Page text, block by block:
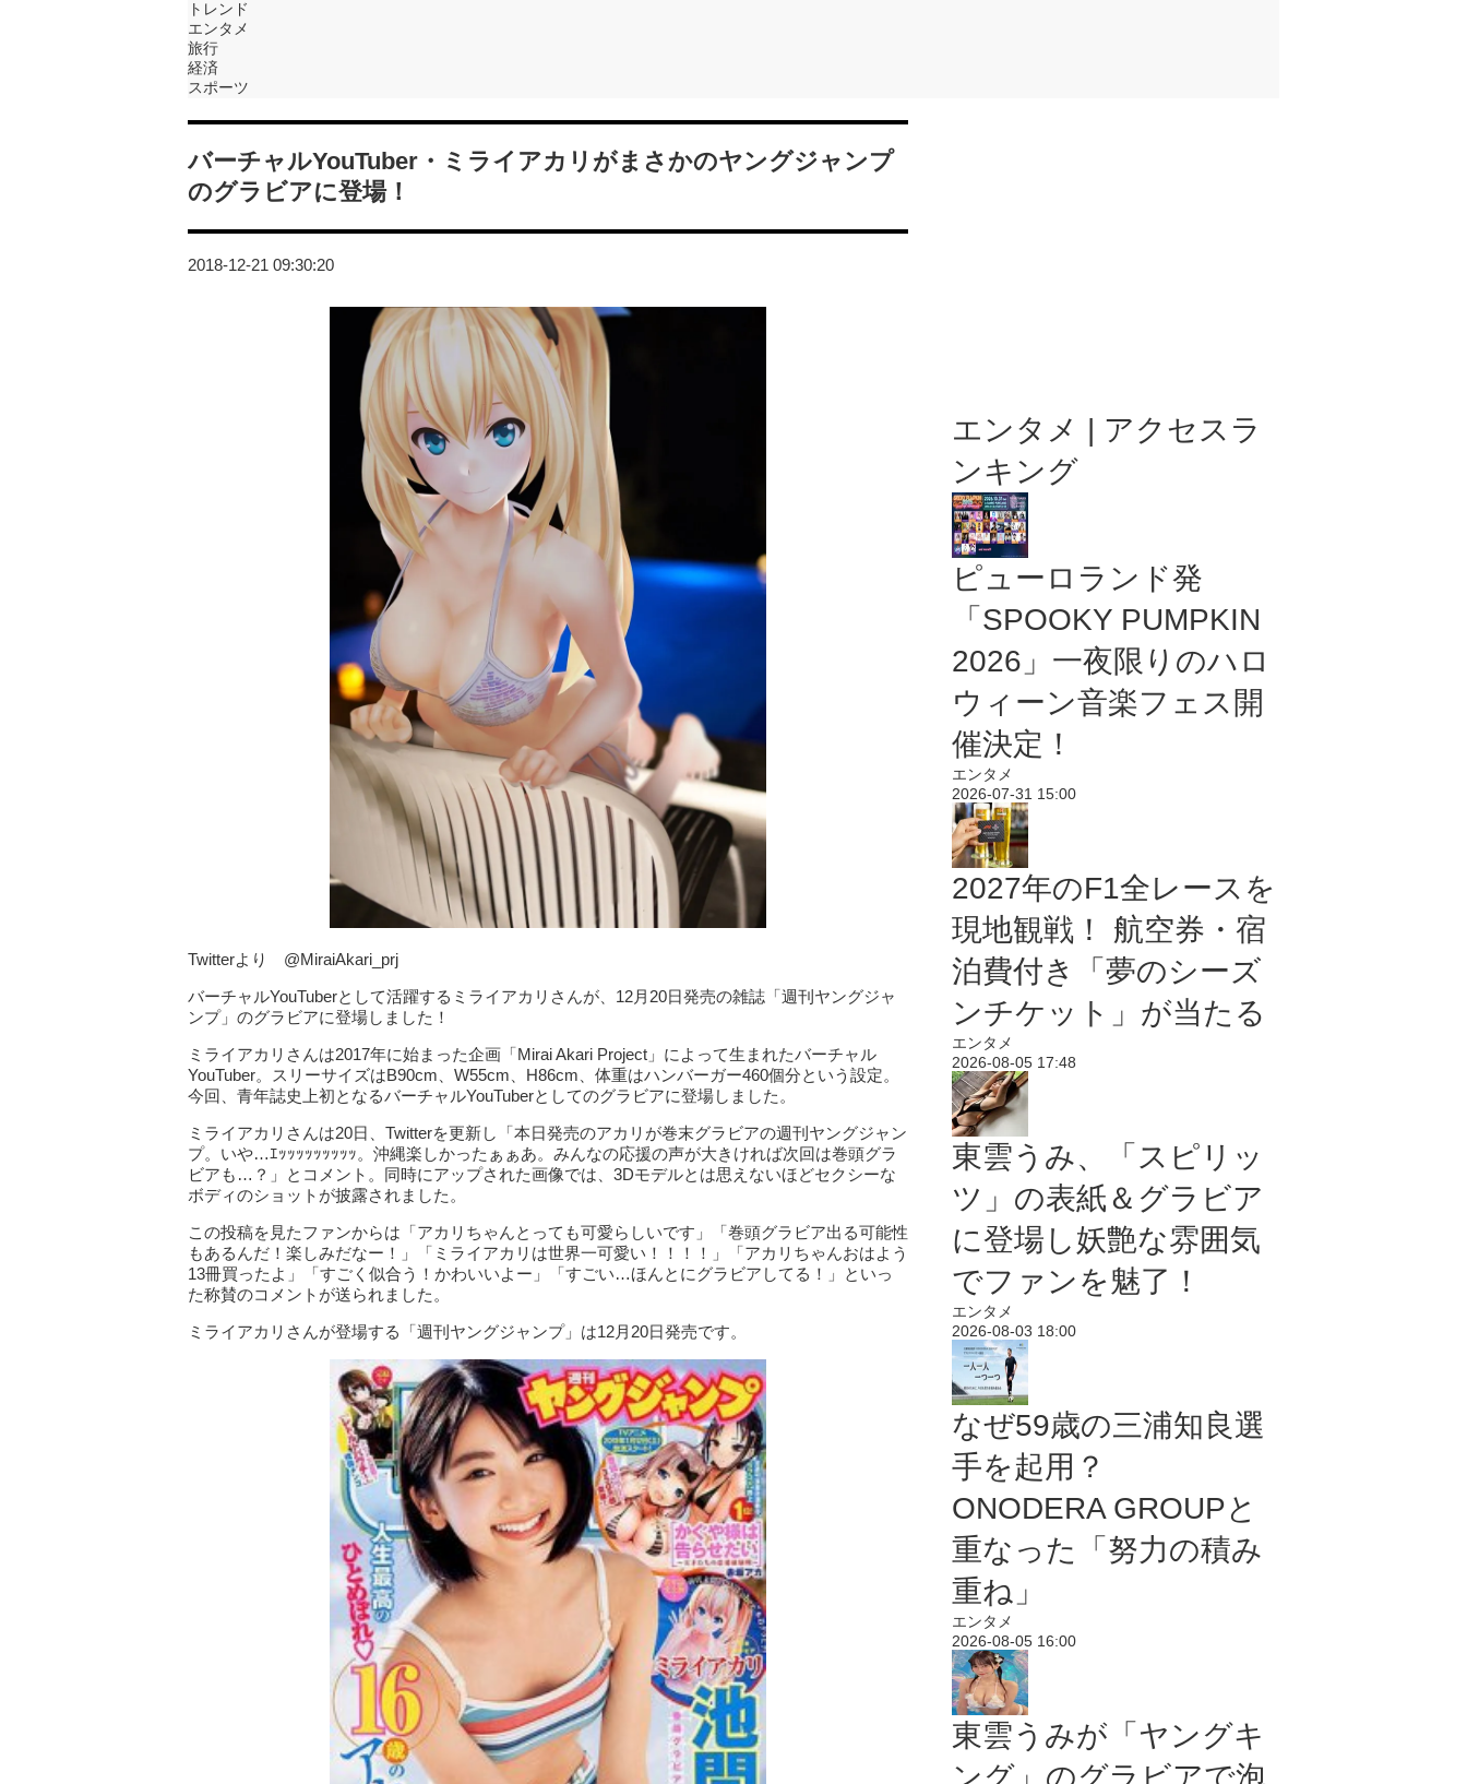
トレンド
エンタメ
旅行
経済
スポーツ
バーチャルYouTuber・ミライアカリがまさかのヤングジャンプ
のグラビアに登場！
2018-12-21 09:30:20
Twitterより @MiraiAkari_prj
バーチャルYouTuberとして活躍するミライアカリさんが、12月20日発売の雑誌「週刊ヤングジャ
ンプ」のグラビアに登場しました！
ミライアカリさんは2017年に始まった企画「Mirai Akari Project」によって生まれたバーチャル
YouTuber。スリーサイズはB90cm、W55cm、H86cm、体重はハンバーガー460個分という設定。
今回、青年誌史上初となるバーチャルYouTuberとしてのグラビアに登場しました。
ミライアカリさんは20日、Twitterを更新し「本日発売のアカリが巻末グラビアの週刊ヤングジャン
プ。いや…ｴｯｯｯｯｯｯｯｯｯ。沖縄楽しかったぁぁあ。みんなの応援の声が大きければ次回は巻頭グラ
ビアも…？」とコメント。同時にアップされた画像では、3Dモデルとは思えないほどセクシーな
ボディのショットが披露されました。
この投稿を見たファンからは「アカリちゃんとっても可愛らしいです」「巻頭グラビア出る可能性
もあるんだ！楽しみだなー！」「ミライアカリは世界一可愛い！！！！」「アカリちゃんおはよう
13冊買ったよ」「すごく似合う！かわいいよー」「すごい…ほんとにグラビアしてる！」といっ
た称賛のコメントが送られました。
ミライアカリさんが登場する「週刊ヤングジャンプ」は12月20日発売です。
エンタメ | アクセスラ
ンキング
ピューロランド発
「SPOOKY PUMPKIN
2026」一夜限りのハロ
ウィーン音楽フェス開
催決定！
エンタメ
2026-07-31 15:00
2027年のF1全レースを
現地観戦！ 航空券・宿
泊費付き「夢のシーズ
ンチケット」が当たる
エンタメ
2026-08-05 17:48
東雲うみ、「スピリッ
ツ」の表紙＆グラビア
に登場し妖艶な雰囲気
でファンを魅了！
エンタメ
2026-08-03 18:00
なぜ59歳の三浦知良選
手を起用？
ONODERA GROUPと
重なった「努力の積み
重ね」
エンタメ
2026-08-05 16:00
東雲うみが「ヤングキ
ング」のグラビアで泡